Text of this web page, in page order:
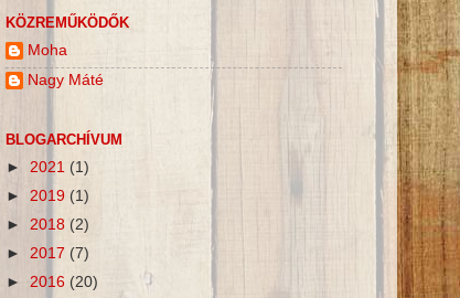
KÖZREMŰKÖDŐK
Moha
Nagy Máté
BLOGARCHÍVUM
► 2021 (1)
► 2019 (1)
► 2018 (2)
► 2017 (7)
► 2016 (20)